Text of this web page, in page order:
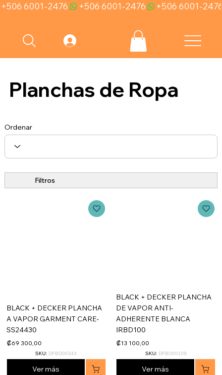
+506 6001-2476
BLACK + DECKER PLANCHA
A VAPOR GARMENT CARE-
SS24430
₡69 300,00
Ver más
SKU: DFBD00343
BLACK + DECKER PLANCHA
DE VAPOR ANTI-
ADHERENTE BLANCA
IRBD100
₡13 100,00
Ver más
SKU: DFBD00109
Planchas de Ropa
Filtros
Ordenar